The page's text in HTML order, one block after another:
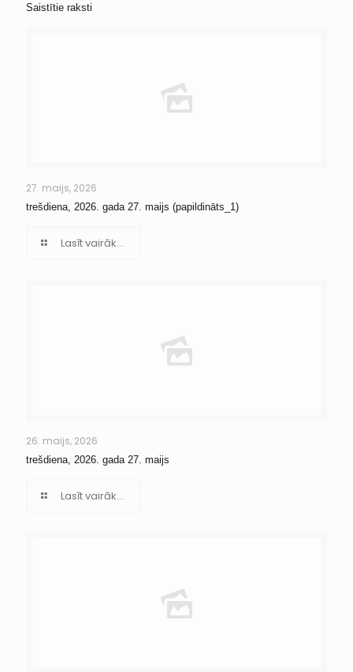
Saistītie raksti
27. maijs, 2026
trešdiena, 2026. gada 27. maijs (papildināts_1)
Lasīt vairāk...
26. maijs, 2026
trešdiena, 2026. gada 27. maijs
Lasīt vairāk...